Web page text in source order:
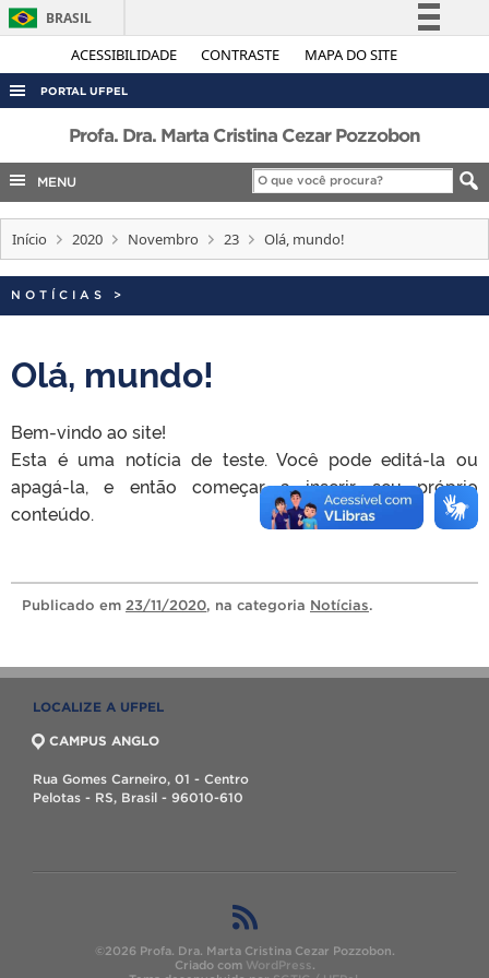
ACESSIBILIDADE CONTRASTE MAPA DO SITE
BRASIL
Simplifique!
Legislação
Canais
PORTAL UFPEL
ACESSO À INFORMAÇÃO
AUDITORIA
COBALTO
CONCURSOS
EDITAIS
INTERNACIONAL
PORTARIAS
TELEFONES
Profa. Dra. Marta Cristina Cezar Pozzobon
MENU
Início 2020 Novembro 23 Olá, mundo!
NOTÍCIAS >
Olá, mundo!
Bem-vindo ao site!
Esta é uma notícia de teste. Você pode editá-la ou
apagá-la, e então começar a inserir seu próprio
conteúdo.
Publicado em 23/11/2020, na categoria Notícias.
LOCALIZE A UFPEL
CAMPUS ANGLO
Rua Gomes Carneiro, 01 - Centro
Pelotas - RS, Brasil - 96010-610
©2026 Profa. Dra. Marta Cristina Cezar Pozzobon.
Criado com WordPress.